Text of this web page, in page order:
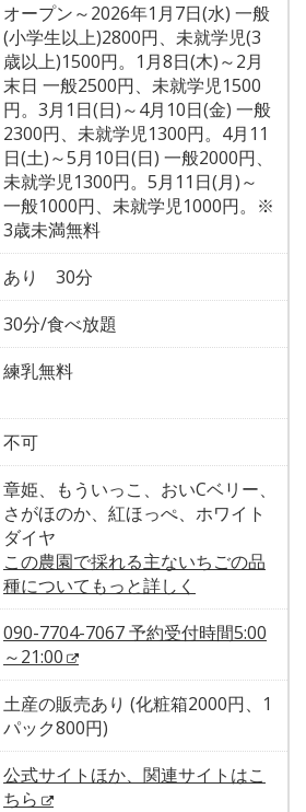
オープン～2026年1月7日(水) 一般
(小学生以上)2800円、未就学児(3
歳以上)1500円。1月8日(木)～2月
末日 一般2500円、未就学児1500
円。3月1日(日)～4月10日(金) 一般
2300円、未就学児1300円。4月11
日(土)～5月10日(日) 一般2000円、
未就学児1300円。5月11日(月)～
一般1000円、未就学児1000円。※
3歳未満無料
あり 30分
30分/食べ放題
練乳無料
不可
章姫、もういっこ、おいCベリー、
さがほのか、紅ほっぺ、ホワイト
ダイヤ
この農園で採れる主ないちごの品
種についてもっと詳しく
090-7704-7067 予約受付時間5:00
～21:00
土産の販売あり (化粧箱2000円、1
パック800円)
公式サイトほか、関連サイトはこ
ちら